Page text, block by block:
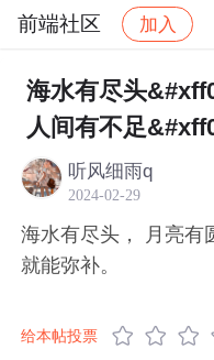
前端社区 加入
社区 前端社区
海水有尽头
人间有不足
听风细雨q
2024-02-29
海水有尽头， 月亮有
就能弥补。
给本帖投票